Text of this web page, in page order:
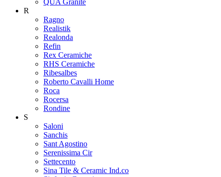
R
Ragno
Realistik
Realonda
Refin
Rex Ceramiche
RHS Ceramiche
Ribesalbes
Roberto Cavalli Home
Roca
Rocersa
Rondine
S
Saloni
Sanchis
Sant Agostino
Serenissima Cir
Settecento
Sina Tile & Ceramic Ind.co